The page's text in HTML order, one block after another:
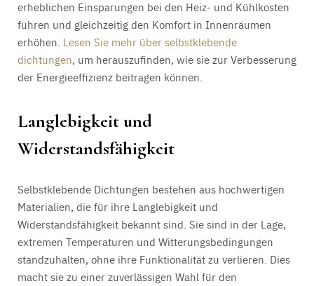
erheblichen Einsparungen bei den Heiz- und Kühlkosten
führen und gleichzeitig den Komfort in Innenräumen
erhöhen. Lesen Sie mehr über selbstklebende
dichtungen, um herauszufinden, wie sie zur Verbesserung
der Energieeffizienz beitragen können.
Langlebigkeit und
Widerstandsfähigkeit
Selbstklebende Dichtungen bestehen aus hochwertigen
Materialien, die für ihre Langlebigkeit und
Widerstandsfähigkeit bekannt sind. Sie sind in der Lage,
extremen Temperaturen und Witterungsbedingungen
standzuhalten, ohne ihre Funktionalität zu verlieren. Dies
macht sie zu einer zuverlässigen Wahl für den